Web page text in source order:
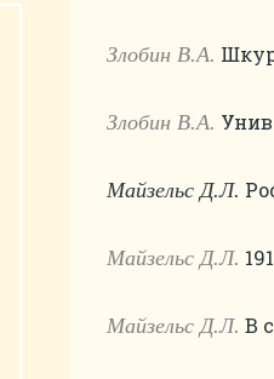
Злобин В.А.
Злобин В.А.
Майзельс Д.Л.
Майзельс Д.Л.
Майзельс Д.Л. В